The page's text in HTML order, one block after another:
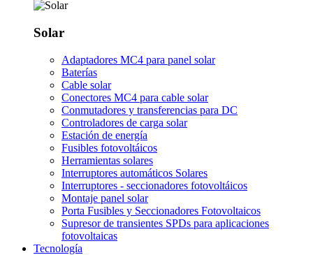
Solar
Adaptadores MC4 para panel solar
Baterías
Cable solar
Conectores MC4 para cable solar
Conmutadores y transferencias para DC
Controladores de carga solar
Estación de energía
Fusibles fotovoltáicos
Herramientas solares
Interruptores automáticos Solares
Interruptores - seccionadores fotovoltáicos
Montaje panel solar
Porta Fusibles y Seccionadores Fotovoltaicos
Supresor de transientes SPDs para aplicaciones
fotovoltaicas
Tecnología